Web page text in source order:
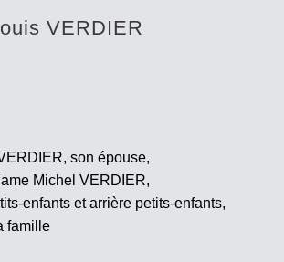
VERDIER
son épouse,
Michel VERDIER,
enfants et arrière petits-enfants,
famille